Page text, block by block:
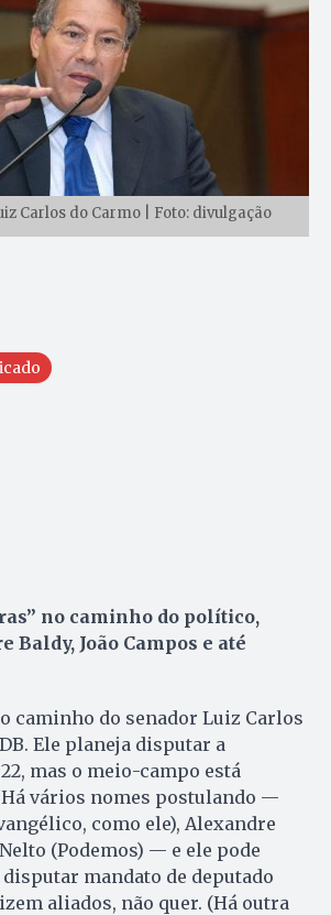
Carlos do Carmo | Foto: divulgação
no caminho do político,
Baldy, João Campos e até
caminho do senador Luiz Carlos
Ele planeja disputar a
mas o meio-campo está
vários nomes postulando —
como ele), Alexandre
Nelto (Podemos) — e ele pode
disputar mandato de deputado
aliados, não quer. (Há outra